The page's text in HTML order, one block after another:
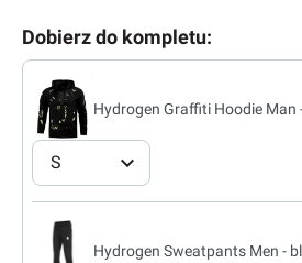
Dobierz do kompletu:
Hydrogen Graffiti Hoodie Man
S
Hydrogen Sweatpants Men -